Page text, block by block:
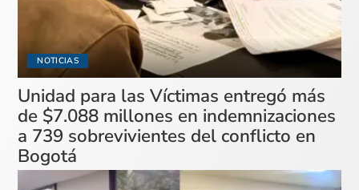
NOTICIAS
Unidad para las Víctimas entregó más
de $7.088 millones en indemnizaciones
a 739 sobrevivientes del conflicto en
Bogotá